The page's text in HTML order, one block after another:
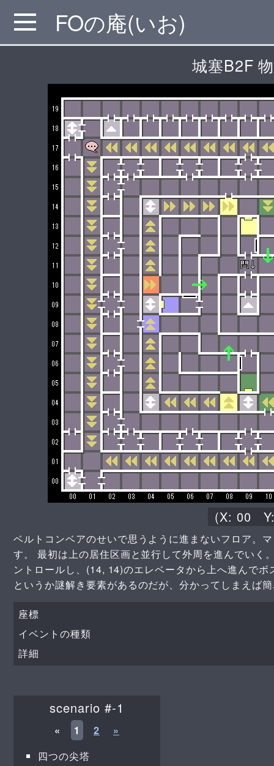
MENU FOの庵(いお)
城塞B2F
(X: 00
ベルトコンベアのせいで思うように進まないフロア。
す。 最初は上の居住区画と並行して外周を進んでいく
ントロールし、(14, 14)のエレベータから上へ進んで
というか謎解き要素があるのだが、分かってしまえば
座標
イベントの種類
詳細
scenario #-1
« 1 2
»
四つの尖塔